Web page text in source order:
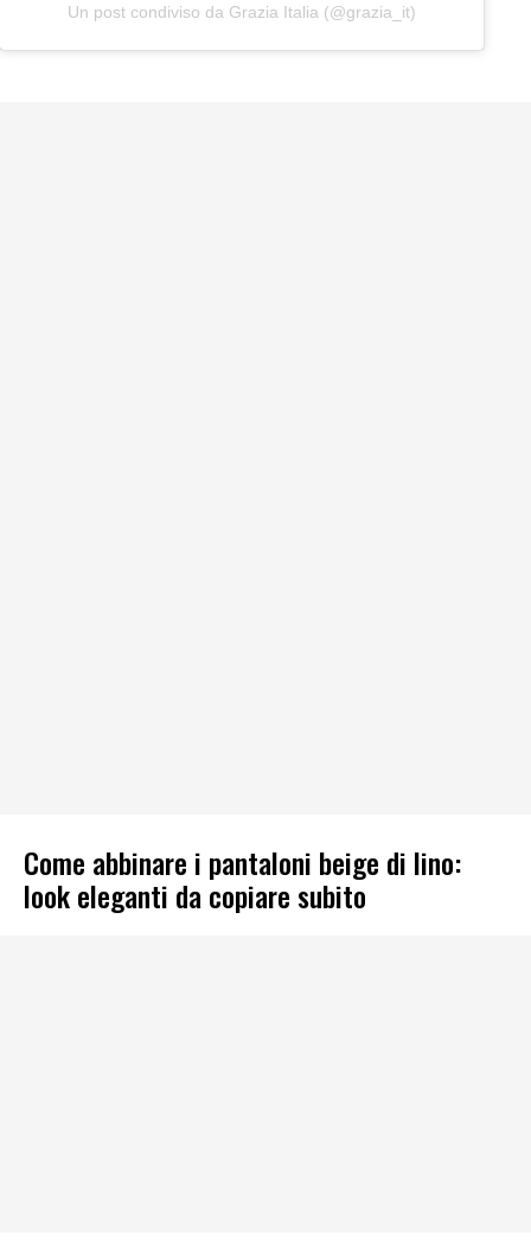
Un post condiviso da Grazia Italia (@grazia_it)
Come abbinare i pantaloni beige di lino:
look eleganti da copiare subito